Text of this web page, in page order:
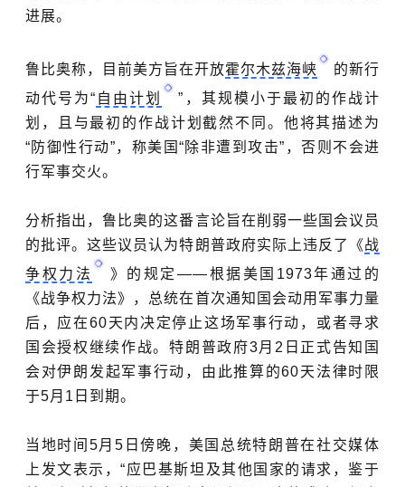
进展。
鲁比奥称，目前美方旨在开放霍尔木兹海峡
的新行
动代号为“ 自由计划
”，其规模小于最初的作战计
划，且与最初的作战计划截然不同。他将其描述为
“防御性行动”，称美国“除非遭到攻击”，否则不会进
行军事交火。
分析指出，鲁比奥的这番言论旨在削弱一些国会议员
的批评。这些议员认为特朗普政府实际上违反了《战
争权力法
》的规定——根据美国1973年通过的
《战争权力法》，总统在首次通知国会动用军事力量
后，应在60天内决定停止这场军事行动，或者寻求
国会授权继续作战。特朗普政府3月2日正式告知国
会对伊朗发起军事行动，由此推算的60天法律时限
于5月1日到期。
当地时间5月5日傍晚，美国总统特朗普在社交媒体
上发文表示，“应 巴基斯坦 及其他国家的请求，鉴于